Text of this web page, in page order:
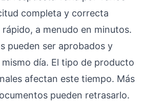
completa y correcta
a menudo en minutos.
pueden ser aprobados y
día. El tipo de producto
afectan este tiempo. Más
pueden retrasarlo.